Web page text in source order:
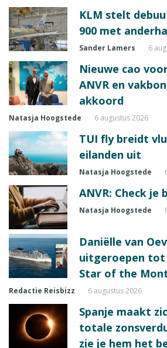
KLM stelt
900 met
Sander Lamers 6
Nieuwe cao
ANVR en
akkoord
Natasja Hoogstede 6 augustus 2026
TUI fly breidt
eilanden uit
Natasja Hoogstede
ANVR: Check je
Natasja Hoogstede
Daniëlle van
uitgeroepen tot
Star of the
Redactie Reisbizz 6 augustus 2026
Spanje maakt
totale
zie je hem het